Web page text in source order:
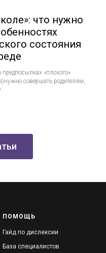
что нужно
состояния
«плохого»
совершать родителям,
ПОМОЩЬ
Гайд по дислексии
База специалистов